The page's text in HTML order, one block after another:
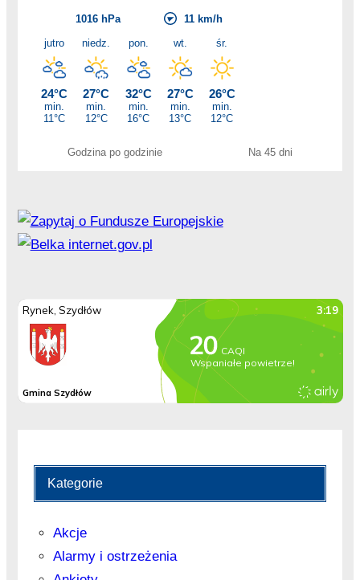
Godzina po godzinie Na 45 dni
Kategorie
Akcje
Alarmy i ostrzeżenia